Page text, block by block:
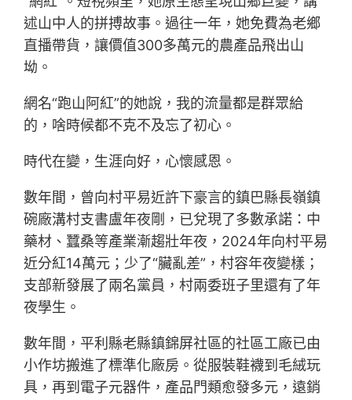
述山中人的拼搏故事。過往一年，她免費為老鄉
直播帶貨，讓價值300多萬元的農產品飛出山
坳。
網名“跑山阿紅”的她說，我的流量都是群眾給
的，啥時候都不克不及忘了初心。
時代在變，生涯向好，心懷感恩。
數年間，曾向村平易近許下豪言的鎮巴縣長嶺鎮
碗廠溝村支書盧年夜剛，已兌現了多數承諾：中
藥材、蠶桑等產業漸趨壯年夜，2024年向村平易
近分紅14萬元；少了“臟亂差”，村容年夜變樣；
支部新發展了兩名黨員，村兩委班子里還有了年
夜學生。
數年間，平利縣老縣鎮錦屏社區的社區工廠已由
小作坊搬進了標準化廠房。從服裝鞋襪到毛絨玩
具，再到電子元器件，產品門類愈發多元，遠銷